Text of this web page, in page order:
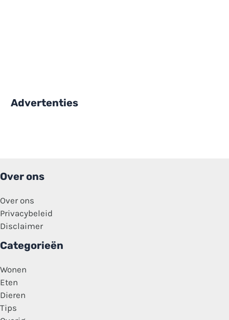
Advertenties
Over ons
Over ons
Privacybeleid
Disclaimer
Categorieën
Wonen
Eten
Dieren
Tips